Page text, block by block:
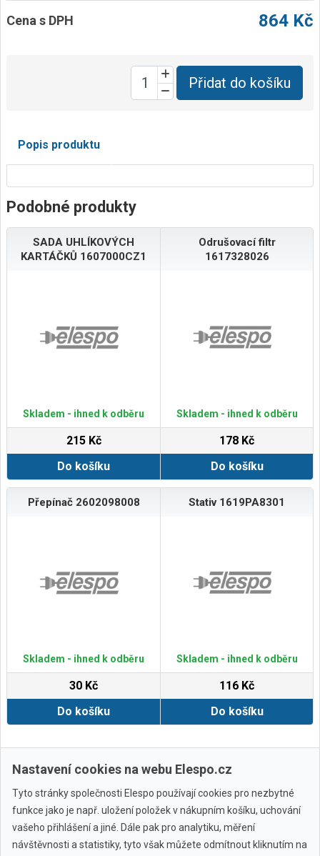
Cena s DPH 864 Kč
Přidat do košíku
Popis produktu
Podobné produkty
SADA UHLÍKOVÝCH
KARTÁČKŮ 1607000CZ1
Skladem - ihned k odběru
215 Kč
Do košíku
Odrušovací filtr
1617328026
Skladem - ihned k odběru
178 Kč
Do košíku
Přepínač 2602098008
Skladem - ihned k odběru
30 Kč
Do košíku
Stativ 1619PA8301
Skladem - ihned k odběru
116 Kč
Do košíku
Zobrazit další
Nastavení cookies na webu Elespo.cz
Tyto stránky společnosti Elespo používají cookies pro nezbytné
funkce jako je např. uložení položek v nákupním košíku, uchování
vašeho přihlášení a jiné. Dále pak pro analytiku, měření
návštěvnosti a statistiky, tyto však můžete odmítnout kliknutím na